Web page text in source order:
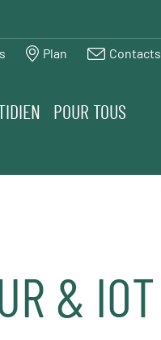
Plan Contacts
POUR TOUS
& IOT